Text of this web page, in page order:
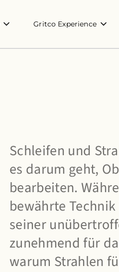
Gritco Experience
Schleifen und
es darum geht,
bearbeiten.
bewährte
seiner
zunehmend für
warum Strahlen